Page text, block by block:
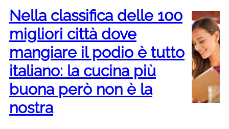
Nella classifica delle 100
migliori città dove
mangiare il podio è tutto
italiano: la cucina più
buona però non è la
nostra